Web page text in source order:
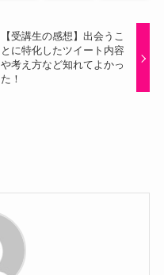
【受講生の感想】出会うこ
とに特化したツイート内容
や考え方など知れてよかっ
た！